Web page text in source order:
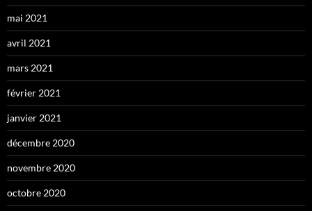
mai 2021
avril 2021
mars 2021
février 2021
janvier 2021
décembre 2020
novembre 2020
octobre 2020